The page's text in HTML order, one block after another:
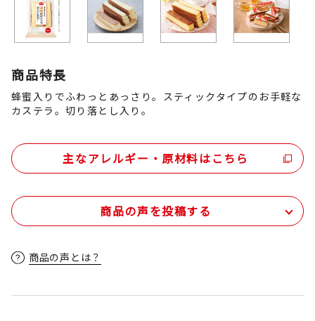
商品特長
蜂蜜入りでふわっとあっさり。スティックタイプのお手軽な
カステラ。切り落とし入り。
主なアレルギー・原材料はこちら
商品の声を投稿する
商品の声とは？